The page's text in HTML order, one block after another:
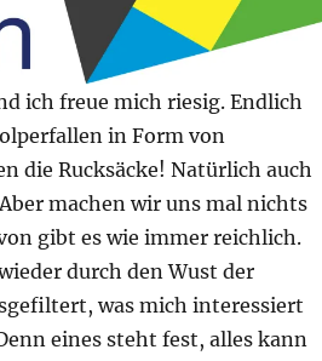
ich freue mich riesig. Endlich
in Form von
die Rucksäcke! Natürlich auch
machen wir uns mal nichts
gibt es wie immer reichlich.
durch den Wust der
was mich interessiert
eines steht fest, alles kann